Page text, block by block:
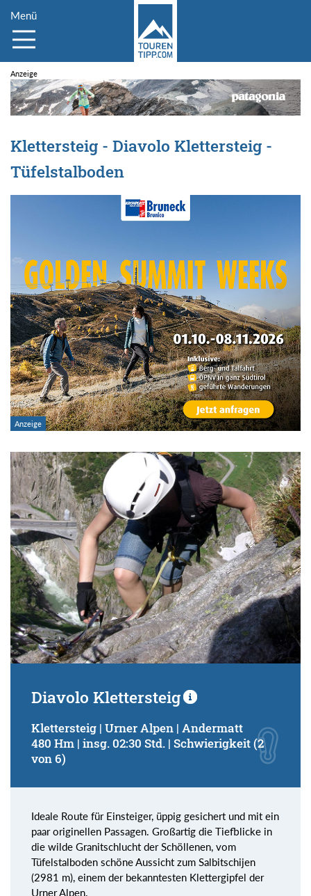
Menü
Klettersteig - Diavolo Klettersteig -
Tüfelstalboden
Diavolo Klettersteig
Klettersteig | Urner Alpen | Andermatt
480 Hm | insg. 02:30 Std. | Schwierigkeit (2
von 6)
Ideale Route für Einsteiger, üppig gesichert und mit ein
paar originellen Passagen. Großartig die Tiefblicke in
die wilde Granitschlucht der Schöllenen, vom
Tüfelstalboden schöne Aussicht zum Salbitschijen
(2981 m), einem der bekanntesten Klettergipfel der
Urner Alpen.